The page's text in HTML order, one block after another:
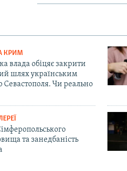
КРИМ
влада обіцяє закрити
шлях українським
Севастополя. Чи реально
та занедбаність